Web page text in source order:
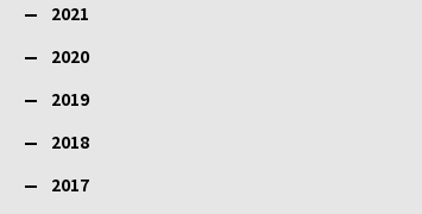
2021
2020
2019
2018
2017